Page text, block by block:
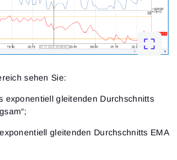
sehen Sie:
exponentiell gleitenden Durchschnitts
gleitenden Durchschnitts EMA